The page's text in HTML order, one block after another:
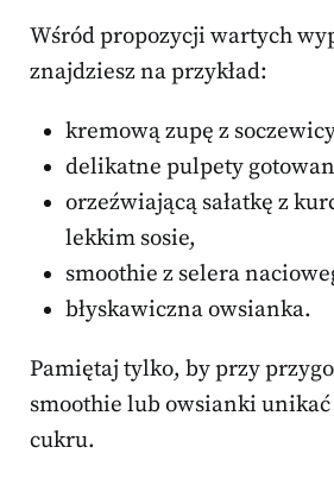
Wśród propozycji wartych
znajdziesz na przykład:
kremową zupę z
delikatne pulpety
orzeźwiającą sałatkę z
lekkim sosie,
smoothie z selera
błyskawiczna owsianka.
Pamiętaj tylko, by przy
smoothie lub owsianki
cukru.